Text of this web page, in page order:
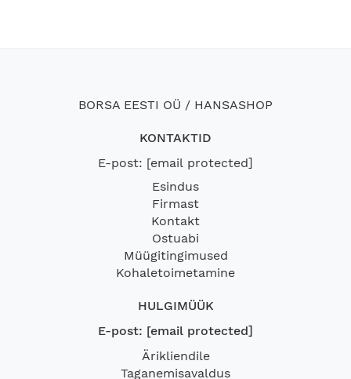
BORSA EESTI OÜ / HANSASHOP
KONTAKTID
E-post: [email protected]
Esindus
Firmast
Kontakt
Ostuabi
Müügitingimused
Kohaletoimetamine
HULGIMÜÜK
E-post: [email protected]
Ärikliendile
Taganemisavaldus